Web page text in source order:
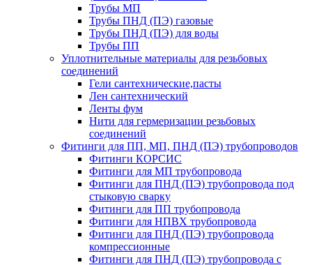
Трубы МП
Трубы ПНД (ПЭ) газовые
Трубы ПНД (ПЭ) для воды
Трубы ПП
Уплотнительные материалы для резьбовых
соединений
Гели сантехнические,пасты
Лен сантехнический
Ленты фум
Нити для гермеризации резьбовых
соединений
Фитинги для ПП, МП, ПНД (ПЭ) трубопроводов
Фитинги КОРСИС
Фитинги для МП трубопровода
Фитинги для ПНД (ПЭ) трубопровода под
стыковую сварку
Фитинги для ПП трубопровода
Фитинги для НПВХ трубопровода
Фитинги для ПНД (ПЭ) трубопровода
компрессионные
Фитинги для ПНД (ПЭ) трубопровода с